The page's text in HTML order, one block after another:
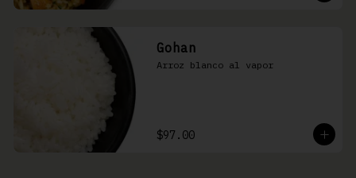
Gohan
Arroz blanco al vapor
$97.00